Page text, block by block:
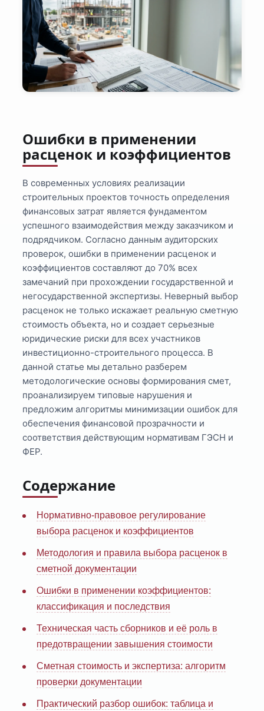
Ошибки в применении
расценок и коэффициентов
В современных условиях реализации
строительных проектов точность определения
финансовых затрат является фундаментом
успешного взаимодействия между заказчиком и
подрядчиком. Согласно данным аудиторских
проверок, ошибки в применении расценок и
коэффициентов составляют до 70% всех
замечаний при прохождении государственной и
негосударственной экспертизы. Неверный выбор
расценок не только искажает реальную сметную
стоимость объекта, но и создает серьезные
юридические риски для всех участников
инвестиционно-строительного процесса. В
данной статье мы детально разберем
методологические основы формирования смет,
проанализируем типовые нарушения и
предложим алгоритмы минимизации ошибок для
обеспечения финансовой прозрачности и
соответствия действующим нормативам ГЭСН и
ФЕР.
Содержание
Нормативно-правовое регулирование
выбора расценок и коэффициентов
Методология и правила выбора расценок в
сметной документации
Ошибки в применении коэффициентов:
классификация и последствия
Техническая часть сборников и её роль в
предотвращении завышения стоимости
Сметная стоимость и экспертиза: алгоритм
проверки документации
Практический разбор ошибок: таблица и